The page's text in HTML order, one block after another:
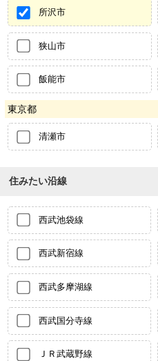
所沢市
狭山市
飯能市
東京都
清瀬市
住みたい沿線
西武池袋線
西武新宿線
西武多摩湖線
西武国分寺線
ＪＲ武蔵野線